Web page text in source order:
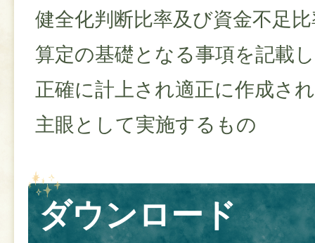
健全化判断比率及び資金不足
算定の基礎となる事項を記載
正確に計上され適正に作成さ
主眼として実施するもの
ダウンロード